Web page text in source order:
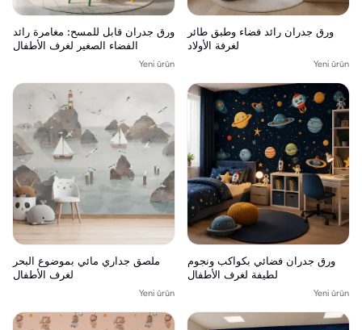
ورق جدران رائد فضاء وطبق طائر
لغرفة الأولاد
Yeni ürün
ورق جدران قابل للمسح: مغامرة رائد
الفضاء الصغير لغرف الأطفال
Yeni ürün
ورق جدران فضائي بكواكب ونجوم
لطيفة لغرف الأطفال
Yeni ürün
ملصق جداري مائي بموضوع البحر
لغرف الأطفال
Yeni ürün